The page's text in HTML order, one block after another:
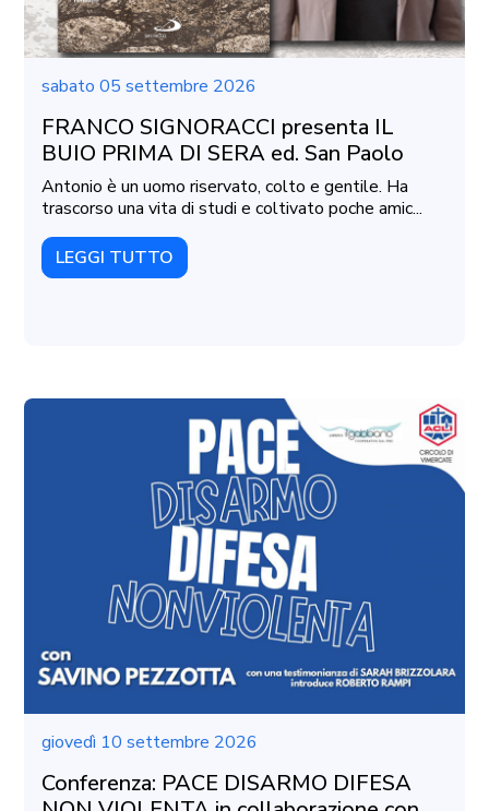
sabato 05 settembre 2026
FRANCO SIGNORACCI presenta IL
BUIO PRIMA DI SERA ed. San Paolo
Antonio è un uomo riservato, colto e gentile. Ha
trascorso una vita di studi e coltivato poche amic...
LEGGI TUTTO
giovedì 10 settembre 2026
Conferenza: PACE DISARMO DIFESA